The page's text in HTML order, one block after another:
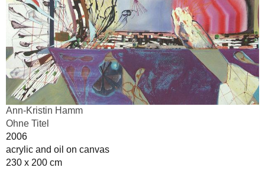
Ann-Kristin Hamm
Ohne Titel
2006
acrylic and oil on canvas
230 x 200 cm